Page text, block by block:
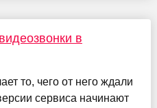
в
то, чего от него ждали
сервиса начинают